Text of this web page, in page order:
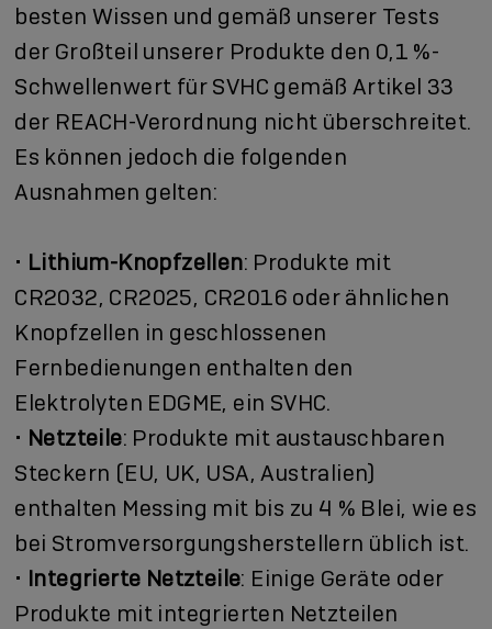
besten Wissen und gemäß unserer Tests
der Großteil unserer Produkte den 0,1 %-
Schwellenwert für SVHC gemäß Artikel 33
der REACH-Verordnung nicht überschreitet.
Es können jedoch die folgenden
Ausnahmen gelten:
• Lithium-Knopfzellen: Produkte mit
CR2032, CR2025, CR2016 oder ähnlichen
Knopfzellen in geschlossenen
Fernbedienungen enthalten den
Elektrolyten EDGME, ein SVHC.
• Netzteile: Produkte mit austauschbaren
Steckern (EU, UK, USA, Australien)
enthalten Messing mit bis zu 4 % Blei, wie es
bei Stromversorgungsherstellern üblich ist.
• Integrierte Netzteile: Einige Geräte oder
Produkte mit integrierten Netzteilen